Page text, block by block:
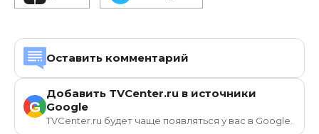
Оставить комментарий
G
Добавить TVCenter.ru в источники
Google
TVCenter.ru будет чаще появляться у вас в Google.